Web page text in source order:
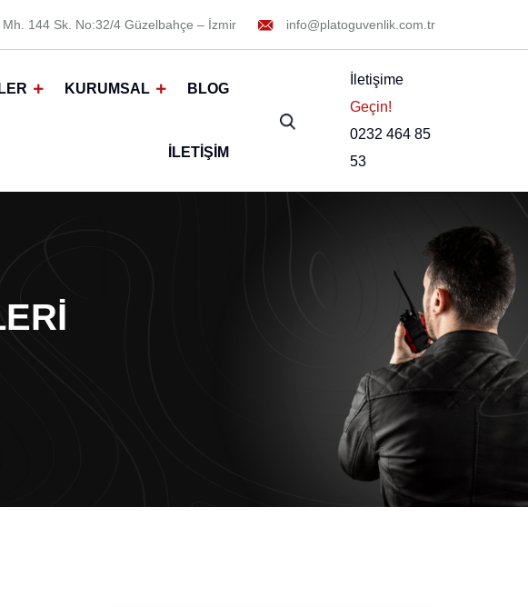
Mh. 144 Sk. No:32/4 Güzelbahçe – İzmir info@platoguvenlik.com.tr
KURUMSAL BLOG
İLETIŞIM
İletişime
Geçin!
0232 464 85
53